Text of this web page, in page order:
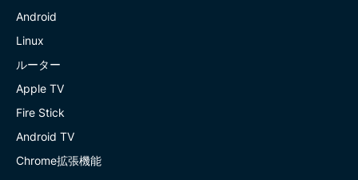
Android
Linux
ルーター
Apple TV
Fire Stick
Android TV
Chrome拡張機能